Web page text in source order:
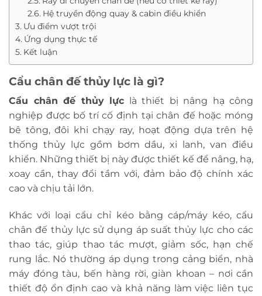
Hệ truyền động quay & cabin điều khiển
Ưu điểm vượt trội
Ứng dụng thực tế
Kết luận
Cẩu chân đế thủy lực là gì?
Cẩu chân đế thủy lực là thiết bị nâng hạ công
nghiệp được bố trí cố định tại chân đế hoặc móng
bê tông, đôi khi chạy ray, hoạt động dựa trên hệ
thống thủy lực gồm bơm dầu, xi lanh, van điều
khiển. Những thiết bị này được thiết kế để nâng, hạ,
xoay cần, thay đổi tầm với, đảm bảo độ chính xác
cao và chịu tải lớn.
Khác với loại cẩu chỉ kéo bằng cáp/máy kéo, cẩu
chân đế thủy lực sử dụng áp suất thủy lực cho các
thao tác, giúp thao tác mượt, giảm sốc, hạn chế
rung lắc. Nó thường áp dụng trong cảng biển, nhà
máy đóng tàu, bến hàng rời, giàn khoan – nơi cần
thiết độ ổn định cao và khả năng làm việc liên tục